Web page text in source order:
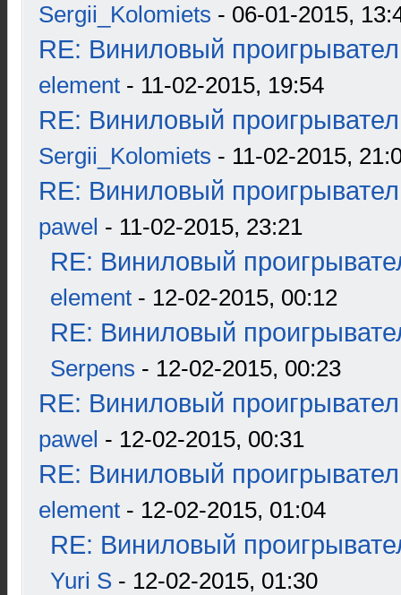
Sergii_Kolomiets - 06-01-2015,
RE: Виниловый
element - 11-02-2015, 19:54
RE: Виниловый
Sergii_Kolomiets - 11-02-2015,
RE: Виниловый
pawel - 11-02-2015, 23:21
RE: Виниловый
element - 12-02-2015, 00:12
RE: Виниловый
Serpens - 12-02-2015, 00:23
RE: Виниловый
pawel - 12-02-2015, 00:31
RE: Виниловый
element - 12-02-2015, 01:04
RE: Виниловый
Yuri S - 12-02-2015, 01:30